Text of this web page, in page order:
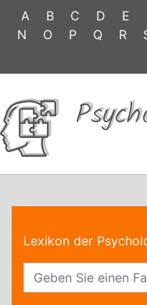
A B C D E
N
O P Q R
Lexikon der